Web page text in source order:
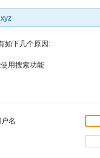
如下几个原因:
用搜索功能
名